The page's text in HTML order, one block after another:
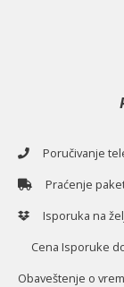
Poručivanje
Praćenje
Isporuka na
Cena Isporuke do
Obaveštenje o